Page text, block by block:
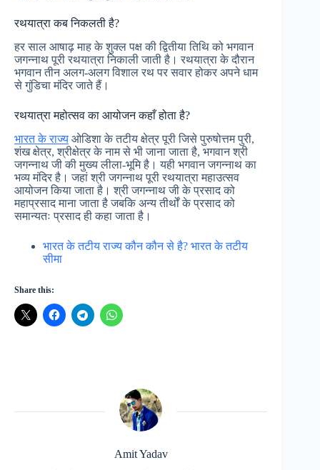
रथयात्रा कब निकलती है?
हर साल आषाढ़ माह के शुक्ल पक्ष की द्वितीया तिथि को भगवान
जगन्नाथ पूरी रथयात्रा निकाली जाती है। रथयात्रा के दौरान
भगवान तीन अलग-अलग विशाल रथ पर सवार होकर अपने धाम
से गुंडिचा मंदिर जाते हैं।
रथयात्रा महोत्सव का आयोजन कहाँ होता है?
भारत के राज्य ओडिशा के तटीय क्षेत्र पूरी जिसे पुरुषोत्तम पुरी,
शंख क्षेत्र, श्रीक्षेत्र के नाम से भी जाना जाता है, भगवान श्री
जगन्नाथ जी की मुख्य लीला-भूमि है। यही भगवान जगन्नाथ का
भव्य मंदिर है। जहां श्री जगन्नाथ पूरी रथयात्रा महाउत्सव
आयोजन किया जाता है। श्री जगन्नाथ जी के प्रसाद को
महाप्रसाद माना जाता है जबकि अन्य तीर्थों के प्रसाद को
समान्यतः प्रसाद ही कहा जाता है।
भारत के तटीय राज्य कौन कौन से है? भारत के तटीय
सीमा
Share this:
Amit Yadav